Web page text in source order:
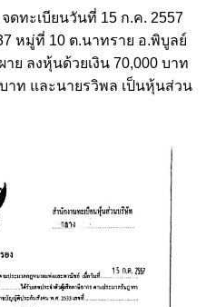
จดทะเบียนวันที่ 15 ก.ค. 2557
หมู่ที่ 10 ต.นาทราย อ.พิบูลย์
ย ลงหุ้นด้วยเงิน 70,000 บาท
าท และนายรวิพล เป็นหุ้นส่วน